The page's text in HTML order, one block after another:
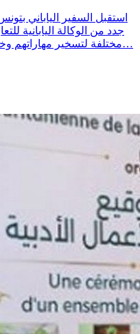
استقبل السفير الياباني
جدد من الوكالة اليابانية
مختلفة لتسخير مهاراتهم وخبراتهم لخدمة المجتمعات المحلية في…